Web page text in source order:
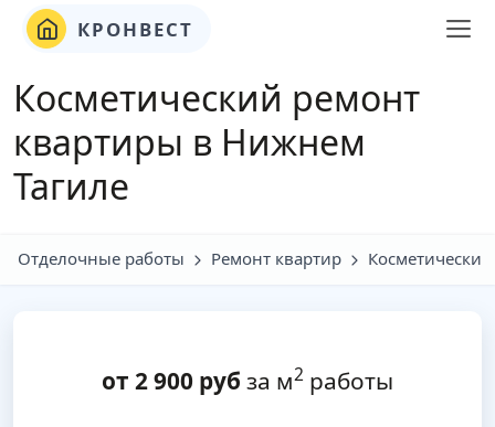
КРОНВЕСТ
Косметический ремонт
квартиры в Нижнем
Тагиле
Отделочные работы Ремонт квартир Косметический
от 2 900 руб за м2 работы